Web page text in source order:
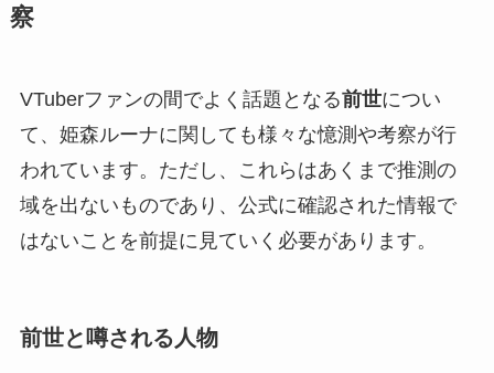
察
VTuberファンの間でよく話題となる前世につい
て、姫森ルーナに関しても様々な憶測や考察が行
われています。ただし、これらはあくまで推測の
域を出ないものであり、公式に確認された情報で
はないことを前提に見ていく必要があります。
前世と噂される人物